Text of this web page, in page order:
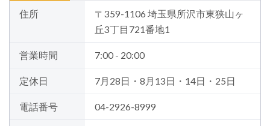
住所
〒359-1106 埼玉県所沢市東狭山ヶ
丘3丁目721番地1
営業時間 7:00 - 20:00
定休日 7月28日・8月13日・14日・25日
電話番号 04-2926-8999